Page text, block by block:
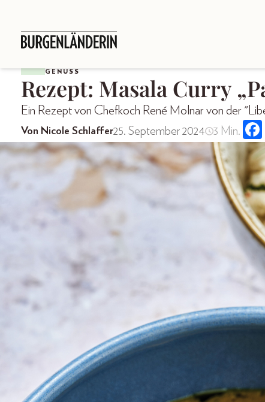
GENUSS
Rezept: Masala Curry
Ein Rezept von Chefkoch René Molnar von der
Von Nicole Schlaffer25. September 2024 3 Min.